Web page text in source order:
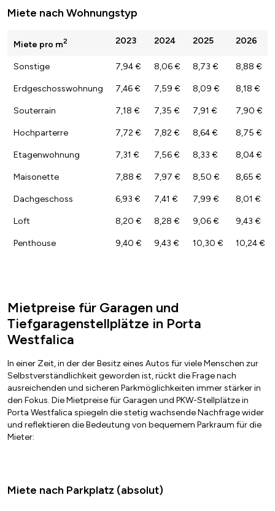
Miete nach Wohnungstyp
Miete pro m2 2023 2024 2025 2026
Sonstige 7,94 € 8,06 € 8,73 € 8,88 €
Erdgeschosswohnung 7,46 € 7,59 € 8,09 € 8,18 €
Souterrain 7,18 € 7,35 € 7,91 € 7,90 €
Hochparterre 7,72 € 7,82 € 8,64 € 8,75 €
Etagenwohnung 7,31 € 7,56 € 8,33 € 8,04 €
Maisonette 7,88 € 7,97 € 8,50 € 8,65 €
Dachgeschoss 6,93 € 7,41 € 7,99 € 8,01 €
Loft 8,20 € 8,28 € 9,06 € 9,43 €
Penthouse 9,40 € 9,43 € 10,30 € 10,24 €
Mietpreise für Garagen und
Tiefgaragenstellplätze in Porta
Westfalica
In einer Zeit, in der der Besitz eines Autos für viele Menschen zur
Selbstverständlichkeit geworden ist, rückt die Frage nach
ausreichenden und sicheren Parkmöglichkeiten immer stärker in
den Fokus. Die Mietpreise für Garagen und PKW-Stellplätze in
Porta Westfalica spiegeln die stetig wachsende Nachfrage wider
und reflektieren die Bedeutung von bequemem Parkraum für die
Mieter:
Miete nach Parkplatz (absolut)